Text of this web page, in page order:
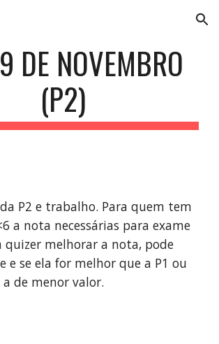
Skip to navigation
DE NOVEMBRO
(P2)
P2 e trabalho. Para quem tem
a nota necessárias para exame
quizer melhorar a nota, pode
e se ela for melhor que a P1 ou
de menor valor.